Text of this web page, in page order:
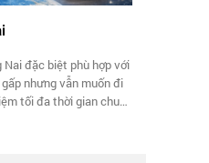
đặc biệt phù hợp với
nhưng vẫn muốn đi
tối đa thời gian chuẩn